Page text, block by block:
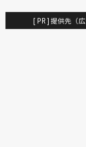
[ PR ] 提供先（